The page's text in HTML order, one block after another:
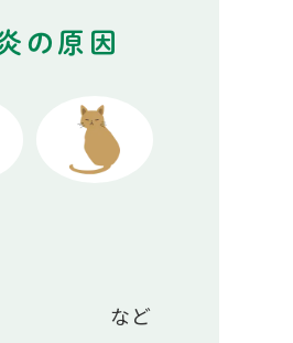
の原因
など